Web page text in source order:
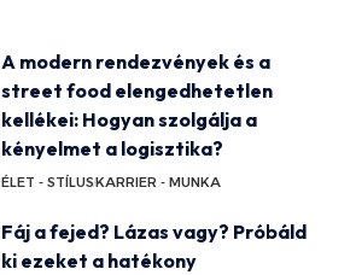
A modern rendezvények és a
street food elengedhetetlen
kellékei: Hogyan szolgálja a
kényelmet a logisztika?
ÉLET - STÍLUSKARRIER - MUNKA
Fáj a fejed? Lázas vagy? Próbáld
ki ezeket a hatékony